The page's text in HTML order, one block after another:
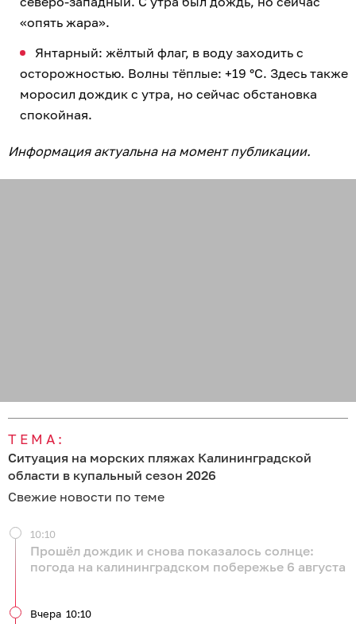
«опять жара».
Янтарный: жёлтый флаг, в воду заходить с
осторожностью. Волны тёплые: +19 °C. Здесь также
моросил дождик с утра, но сейчас обстановка
спокойная.
Информация актуальна на момент публикации.
ТЕМА:
Ситуация на морских пляжах Калининградской
области в купальный сезон 2026
Свежие новости по теме
Прошёл дождик и снова показалось солнце:
погода на калининградском побережье 6 августа
10:10
Вчера 10:10